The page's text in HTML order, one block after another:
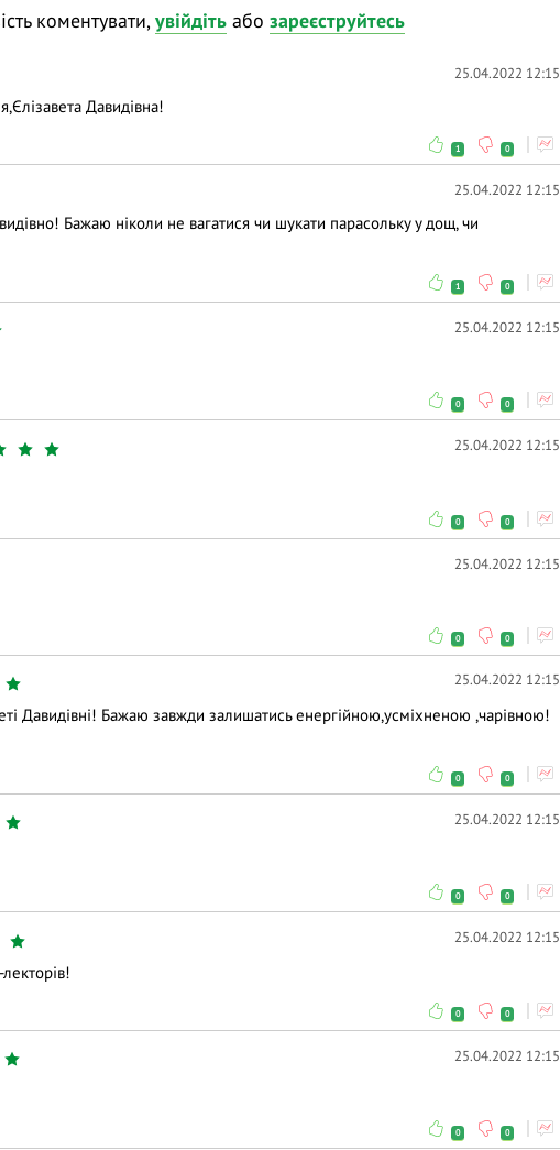
лекторам у коментарях і ми відповімо на них у ході
питання та висловлюйте власну думку - зробіть
відповідати і після вебінарів.
коментувати, увійдіть або зареєструйтесь
25.04.2022 12:15
Давидівна!
1 0
25.04.2022 12:15
Бажаю ніколи не вагатися чи шукати парасольку у дощ, чи
1 0
25.04.2022 12:15
0 0
25.04.2022 12:15
0 0
25.04.2022 12:15
0 0
25.04.2022 12:15
Давидівні! Бажаю завжди залишатись енергійною,усміхненою ,чарівною!
0 0
25.04.2022 12:15
0 0
25.04.2022 12:15
0 0
25.04.2022 12:15
0 0